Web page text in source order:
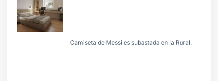
Camiseta de Messi es subastada en la Rural.